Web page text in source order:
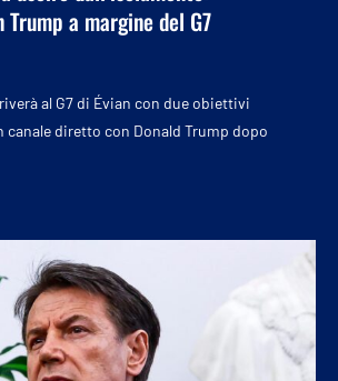
a margine del G7
al G7 di Évian con due obiettivi
diretto con Donald Trump dopo